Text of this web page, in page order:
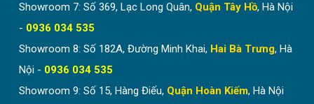
Showroom 7: Số 369, Lạc Long Quân, Quận Tây Hồ, Hà Nội
- 0936 034 535
Showroom 8: Số 182A, Đường Minh Khai, Hai Bà Trưng, Hà
Nội - 0936 034 535
Showroom 9: Số 15, Hàng Điếu, Quận Hoàn Kiếm, Hà Nội